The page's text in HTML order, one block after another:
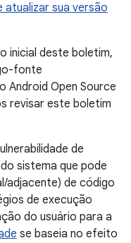
atualizar sua versão
inicial deste boletim,
fonte
Open Source
revisar este boletim
de
sistema que pode
adjacente) de código
de execução
do usuário para a
se baseia no efeito